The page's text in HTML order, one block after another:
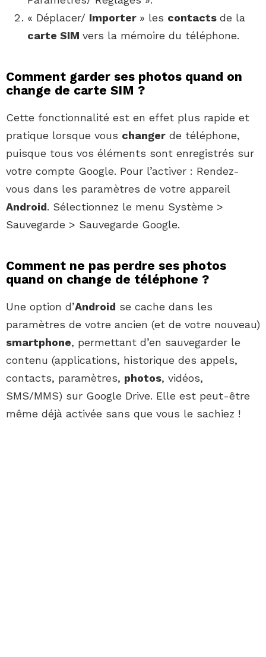
« Déplacer/ Importer » les contacts de la
carte SIM vers la mémoire du téléphone.
Comment garder ses photos quand on
change de carte SIM ?
Cette fonctionnalité est en effet plus rapide et
pratique lorsque vous changer de téléphone,
puisque tous vos éléments sont enregistrés sur
votre compte Google. Pour l’activer : Rendez-
vous dans les paramètres de votre appareil
Android. Sélectionnez le menu Système >
Sauvegarde > Sauvegarde Google.
Comment ne pas perdre ses photos
quand on change de téléphone ?
Une option d’Android se cache dans les
paramètres de votre ancien (et de votre nouveau)
smartphone, permettant d’en sauvegarder le
contenu (applications, historique des appels,
contacts, paramètres, photos, vidéos,
SMS/MMS) sur Google Drive. Elle est peut-être
même déjà activée sans que vous le sachiez !